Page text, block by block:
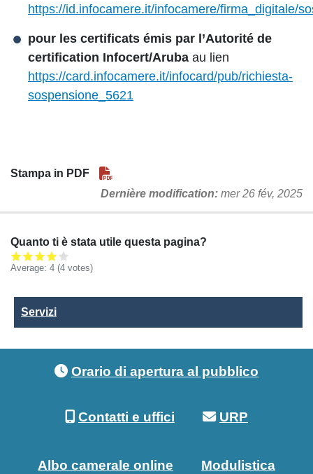
https://id.infocamere.it/infocamere/firma_digitale/
pour les certificats émis par l’Autorité de
certification Infocert/Aruba au lien
https://card.infocamere.it/infocard/pub/richiesta-
sospensione_5621
Stampa in PDF
Dernière modification mer 26 fév, 2025
Quanto ti è stata utile questa pagina?
Average: 4 (4 votes)
Servizi
Servizi
Orario di apertura al pubblico
Contatti e uffici URP
Albo camerale online Modulistica